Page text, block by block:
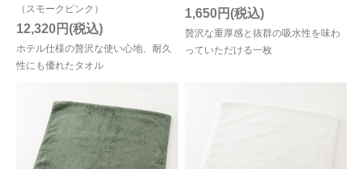
（スモークピンク）
ホテル仕様の贅沢な使い心地、耐久
性にも優れたタオル
12,320円
贅沢な重厚感と抜群の吸水性を味わ
っていただける一枚
1,650円